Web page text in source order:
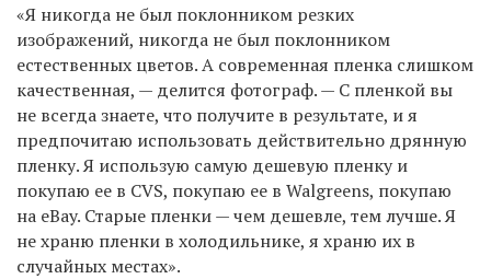
«Я никогда не был поклонником резких
изображений, никогда не был поклонником
естественных цветов. А современная пленка слишком
качественная, — делится фотограф. — С пленкой вы
не всегда знаете, что получите в результате, и я
предпочитаю использовать действительно дрянную
пленку. Я использую самую дешевую пленку и
покупаю ее в CVS, покупаю ее в Walgreens, покупаю
на eBay. Старые пленки — чем дешевле, тем лучше. Я
не храню пленки в холодильнике, я храню их в
случайных местах».